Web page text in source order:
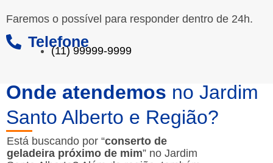
Faremos o possível para responder dentro de 24h.
Telefone
(11) 99999-9999
Onde atendemos no Jardim
Santo Alberto e Região?
Está buscando por “conserto de
geladeira próximo de mim” no Jardim